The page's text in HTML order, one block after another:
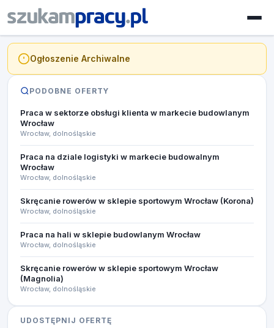
Ogłoszenie Archiwalne
PODOBNE OFERTY
Praca w sektorze obsługi klienta w markecie budowlanym
Wrocław
Wrocław, dolnośląskie
Praca na dziale logistyki w markecie budowalnym
Wrocław
Wrocław, dolnośląskie
Skręcanie rowerów w sklepie sportowym Wrocław (Korona)
Wrocław, dolnośląskie
Praca na hali w sklepie budowlanym Wrocław
Wrocław, dolnośląskie
Skręcanie rowerów w sklepie sportowym Wrocław
(Magnolia)
Wrocław, dolnośląskie
UDOSTĘPNIJ OFERTĘ